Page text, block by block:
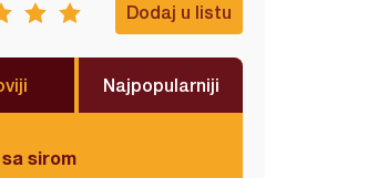
Dodaj u listu
Najpopularniji
sirom